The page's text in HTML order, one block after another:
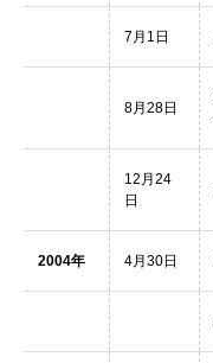
7月1日
8月28日
12月24
日
2004年 4月30日